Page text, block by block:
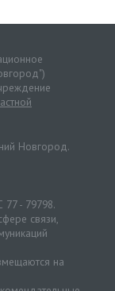
Новгород.
- 79798.
связи,
на